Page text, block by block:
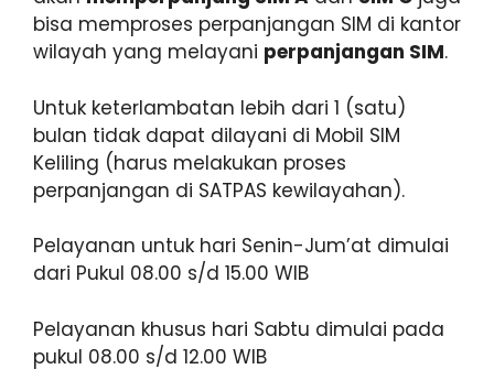
bisa memproses perpanjangan SIM di kantor
wilayah yang melayani perpanjangan SIM.
Untuk keterlambatan lebih dari 1 (satu)
bulan tidak dapat dilayani di Mobil SIM
Keliling (harus melakukan proses
perpanjangan di SATPAS kewilayahan).
Pelayanan untuk hari Senin-Jum’at dimulai
dari Pukul 08.00 s/d 15.00 WIB
Pelayanan khusus hari Sabtu dimulai pada
pukul 08.00 s/d 12.00 WIB